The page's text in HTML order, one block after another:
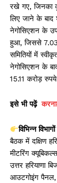
रखे गए, जिनका
लिए जाने के बाद
नेगोसिएशन के
हुआ, जिससे 7.03
समितियों में
नेगोसिएशन के
15.11 करोड़
इसे भी पढ़ें
विभिन्न
बैठक में दक्षिण
मीटरिंग
उत्तर हरियाणा
आउटगोइंग पैनल,